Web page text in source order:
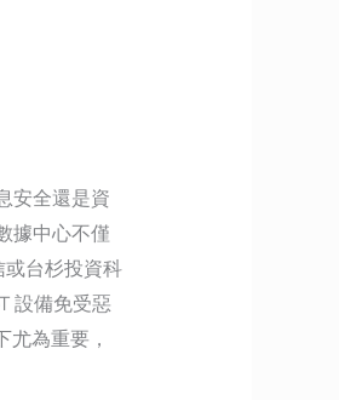
安全還是資
據中心不僅
台杉投資科
設備免受惡
為重要，